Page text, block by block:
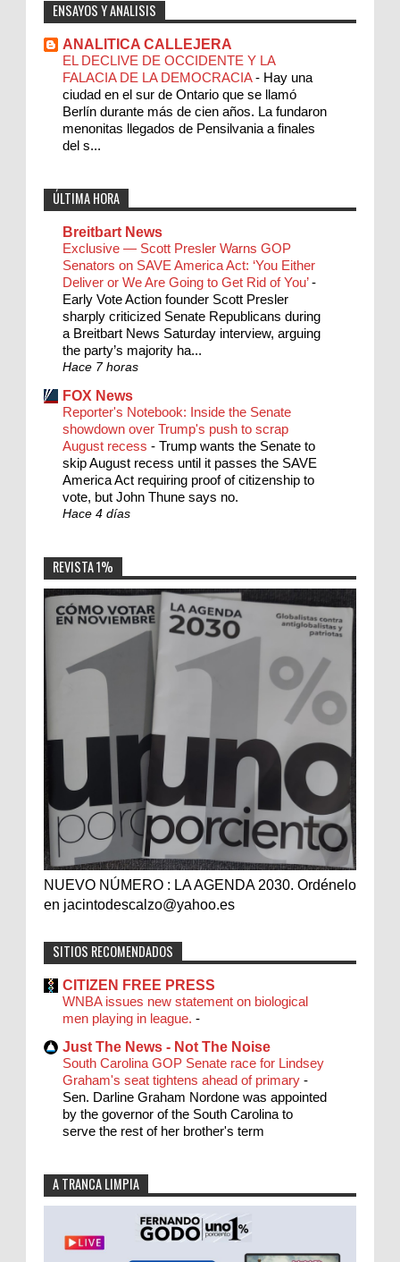
ENSAYOS Y ANALISIS
ANALITICA CALLEJERA
EL DECLIVE DE OCCIDENTE Y LA
FALACIA DE LA DEMOCRACIA- Hay una
ciudad en el sur de Ontario que se llamó
Berlín durante más de cien años. La fundaron
menonitas llegados de Pensilvania a finales
del s...
ÚLTIMA HORA
Breitbart News
Exclusive — Scott Presler Warns GOP
Senators on SAVE America Act: ‘You Either
Deliver or We Are Going to Get Rid of You’-
Early Vote Action founder Scott Presler
sharply criticized Senate Republicans during
a Breitbart News Saturday interview, arguing
the party’s majority ha...
Hace 7 horas
FOX News
Reporter's Notebook: Inside the Senate
showdown over Trump's push to scrap
August recess - Trump wants the Senate to
skip August recess until it passes the SAVE
America Act requiring proof of citizenship to
vote, but John Thune says no.
Hace 4 días
REVISTA 1%
NUEVO NÚMERO : LA AGENDA 2030. Ordénelo
en jacintodescalzo@yahoo.es
SITIOS RECOMENDADOS
CITIZEN FREE PRESS
WNBA issues new statement on biological
men playing in league. -
Just The News - Not The Noise
South Carolina GOP Senate race for Lindsey
Graham's seat tightens ahead of primary -
Sen. Darline Graham Nordone was appointed
by the governor of the South Carolina to
serve the rest of her brother's term
A TRANCA LIMPIA